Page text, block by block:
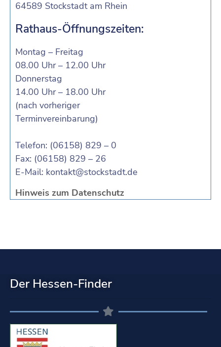
64589 Stockstadt am Rhein
Rathaus-Öffnungszeiten:
Montag – Freitag
08.00 Uhr – 12.00 Uhr
Donnerstag
14.00 Uhr – 18.00 Uhr
(nach vorheriger
Terminvereinbarung)
Telefon: (06158) 829 – 0
Fax: (06158) 829 – 26
E-Mail: kontakt@stockstadt.de
Hinweis zum Datenschutz
Der Hessen-Finder